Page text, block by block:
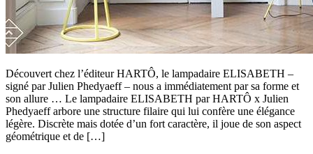
Découvert chez l’éditeur HARTÔ, le lampadaire ELISABETH –
signé par Julien Phedyaeff – nous a immédiatement par sa forme et
son allure … Le lampadaire ELISABETH par HARTÔ x Julien
Phedyaeff arbore une structure filaire qui lui confère une élégance
légère. Discrète mais dotée d’un fort caractère, il joue de son aspect
géométrique et de […]